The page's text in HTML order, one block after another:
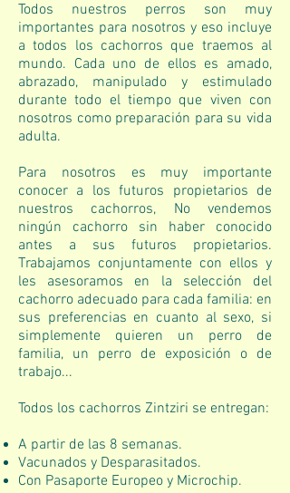
Todos nuestros perros son muy
importantes para nosotros y eso incluye
a todos los cachorros que traemos al
mundo. Cada uno de ellos es amado,
abrazado, manipulado y estimulado
durante todo el tiempo que viven con
nosotros como preparación para su vida
adulta.
Para nosotros es muy importante
conocer a los futuros propietarios de
nuestros cachorros, No vendemos
ningún cachorro sin haber conocido
antes a sus futuros propietarios.
Trabajamos conjuntamente con ellos y
les asesoramos en la selección del
cachorro adecuado para cada familia: en
sus preferencias en cuanto al sexo, si
simplemente quieren un perro de
familia, un perro de exposición o de
trabajo...
Todos los cachorros Zintziri se entregan:
A partir de las 8 semanas.
Vacunados y Desparasitados.
Con Pasaporte Europeo y Microchip.